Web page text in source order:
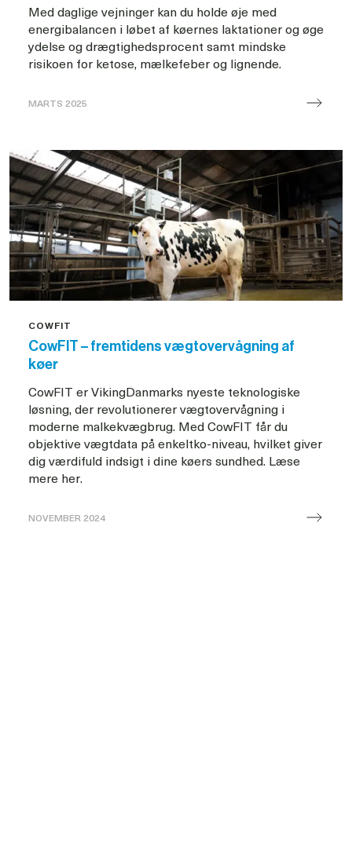
Med daglige vejninger kan du holde øje med
energibalancen i løbet af køernes laktationer og øge
ydelse og drægtighedsprocent samt mindske
risikoen for ketose, mælkefeber og lignende.
MARTS 2025
Overvåg
dine
køers
vægt
og
hæv
ydelsen
med
5-
COWFIT
CowFIT – fremtidens vægtovervågning af
køer
CowFIT er VikingDanmarks nyeste teknologiske
løsning, der revolutionerer vægtovervågning i
moderne malkekvægbrug. Med CowFIT får du
objektive vægtdata på enkeltko-niveau, hvilket giver
dig værdifuld indsigt i dine køers sundhed. Læse
mere her.
NOVEMBER 2024